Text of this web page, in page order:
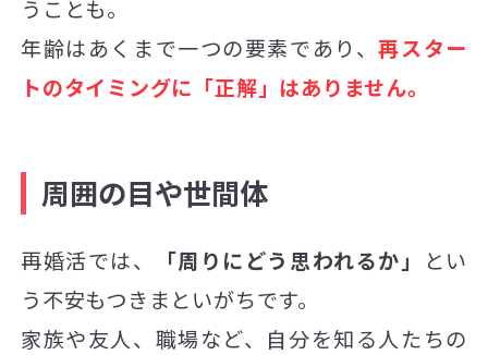
うことも。
年齢はあくまで一つの要素であり、再スター
トのタイミングに「正解」はありません。
周囲の目や世間体
再婚活では、 「周りにどう思われるか」
とい
う不安もつきまといがちです。
家族や友人、職場など、自分を知る人たちの